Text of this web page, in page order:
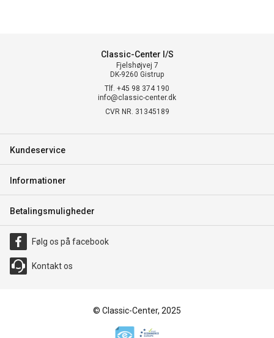
Classic-Center I/S
Fjelshøjvej 7
DK-9260 Gistrup
Tlf. +45 98 374 190
info@classic-center.dk
CVR NR. 31345189
Kundeservice
Informationer
Betalingsmuligheder
Følg os på facebook
Kontakt os
© Classic-Center, 2025